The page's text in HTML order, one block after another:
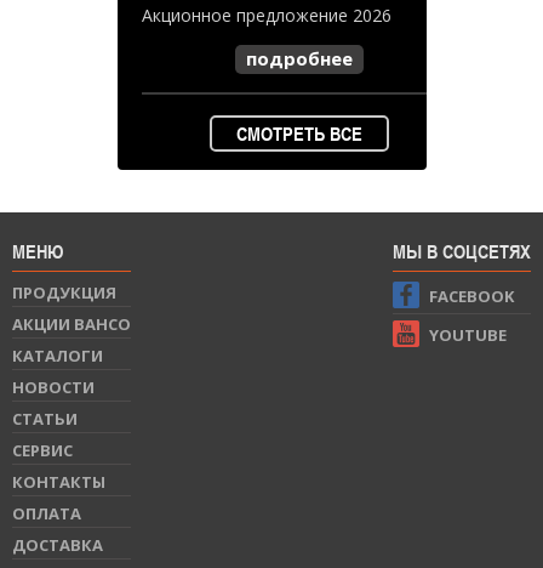
Акционное предложение 2026
подробнее
СМОТРЕТЬ ВСЕ
МЕНЮ
ПРОДУКЦИЯ
АКЦИИ BAHCO
КАТАЛОГИ
НОВОСТИ
СТАТЬИ
СЕРВИС
КОНТАКТЫ
ОПЛАТА
ДОСТАВКА
МЫ В СОЦСЕТЯХ
FACEBOOK
YOUTUBE